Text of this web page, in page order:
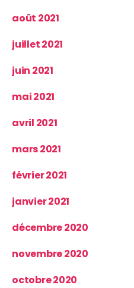
août 2021
juillet 2021
juin 2021
mai 2021
avril 2021
mars 2021
février 2021
janvier 2021
décembre 2020
novembre 2020
octobre 2020